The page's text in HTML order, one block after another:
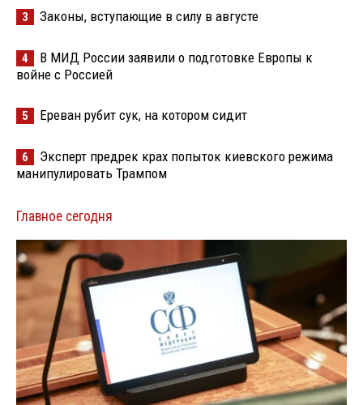
3 Законы, вступающие в силу в августе
4
В МИД России заявили о подготовке Европы к
войне с Россией
5 Ереван рубит сук, на котором сидит
6
Эксперт предрек крах попыток киевского режима
манипулировать Трампом
Главное сегодня